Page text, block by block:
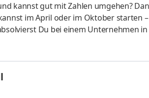
kannst gut mit Zahlen umgehen?
im April oder im Oktober starten
Du bei einem Unternehmen
– und kannst Dich so noch
Aufgaben Du
ein staatlich anerkanntes